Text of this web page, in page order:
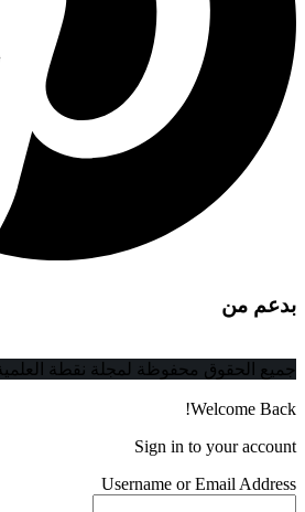
بدعم من
جميع الحقوق محفوظة لمجلة نقطة العلمية 2025
Welcome Back!
Sign in to your account
Username or Email Address